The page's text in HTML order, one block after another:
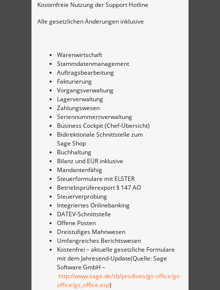
Kostenfreie Nutzung der Support Hotline
Alle gesetzlichen Änderungen inklusive
Warenwirtschaft
Stammdatenmanagement
Auftragsbearbeitung
Fakturierung
Vorgangsverwaltung
Lagerverwaltung
Zahlungswesen
Seriennummernverwaltung
Business Cockpit (Chef-Übersicht)
Bidirektionale Schnittstelle zum
Sage Shop
Buchhaltung
Bilanz und EÜR inklusive
Mandantenfähig
Steuerformulare mit ELSTER
Betriebsprüferexport § 147 AO
Steuerverprobung
Integriertes Onlinebanking
DATEV-Schnittstelle
Offene Posten
Dreistufiges Mahnwesen
Umfangreiches Berichtswesen
Kostenfrei – aktuelle gesetzliche Formulare
mit dem Jahresend-Update(Quelle: Sage
Software GmbH –
http://www.sage.de/sb/prodloes/gs-office/gs-
office/gs_office.asp)